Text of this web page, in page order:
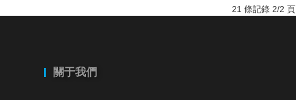
21 條記錄 2/2 頁
關于我們